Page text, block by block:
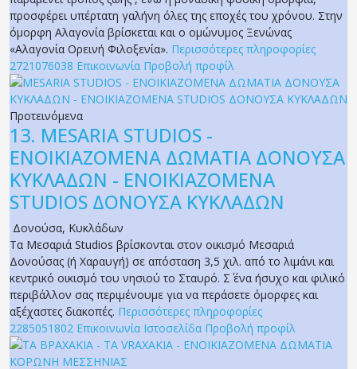
προσφέρει υπέρτατη γαλήνη όλες της εποχές του χρόνου. Στην
όμορφη Αλαγονία βρίσκεται και ο ομώνυμος Ξενώνας
«Αλαγονία Ορεινή Φιλοξενία». Περισσότερες πληροφορίες
2721076038 Επικοινωνία Προβολή προφίλ
Προτεινόμενα
13. MESARIA STUDIOS -
ΕΝΟΙΚΙΑΖΟΜΕΝΑ ΔΩΜΑΤΙΑ ΔΟΝΟΥΣΑ
ΚΥΚΛΑΔΩΝ - ΕΝΟΙΚΙΑΖΟΜΕΝΑ
STUDIOS ΔΟΝΟΥΣΑ ΚΥΚΛΑΔΩΝ
Δονούσα, Κυκλάδων
Τα Μεσαριά Studios βρίσκονται στον οικισμό Μεσαριά
Δονούσας (ή Χαραυγή) σε απόσταση 3,5 χιλ. από το λιμάνι και
κεντρικό οικισμό του νησιού το Σταυρό. Σ΄ ένα ήσυχο και φιλικό
περιβάλλον σας περιμένουμε για να περάσετε όμορφες και
αξέχαστες διακοπές. Περισσότερες πληροφορίες
2285051802 Επικοινωνία Ιστοσελίδα Προβολή προφίλ